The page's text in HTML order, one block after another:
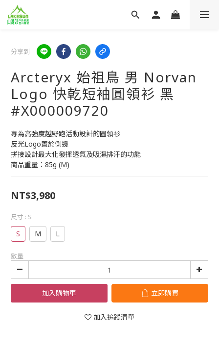
分享到
Arcteryx 始祖鳥 男 Norvan
Logo 快乾短袖圓領衫 黑
#X000009720
專為高強度越野跑活動設計的圓領衫
反光Logo置於側邊
拼接設計最大化發揮透氣及吸濕排汗的功能
商品重量：85g (M)
NT$3,980
尺寸 : S
S M L
數量
加入購物車 立即購買
加入追蹤清單